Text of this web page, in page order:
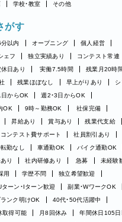
学校・教室 その他
がす
以内 オープニング
個人経営
ェフ 独立実績あり コンテスト常連
休日あり 実働7.5時間
残業月20時
残業ほぼなし 早上がりあり
シ
日からOK
週2・3日からOK
OK 9時～勤務OK
社保完備
昇給あり 賞与あり 残業代支給
コンテスト費サポート
社員割引あり
転勤なし 車通勤OK
バイク通勤OK
り 社内研修あり 急募
未経験
用 学歴不問
独立希望歓迎
ターン・Iターン歓迎
副業・WワークOK
ランク明けOK
40代・50代活躍中
取得可能 月8回休み
年間休日105日